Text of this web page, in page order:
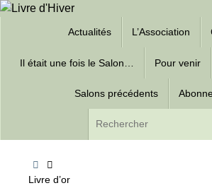
Passer
Actualités L’Association
Il était une fois le Salon… Pour venir
Salons précédents
Accueil
Livre d’or